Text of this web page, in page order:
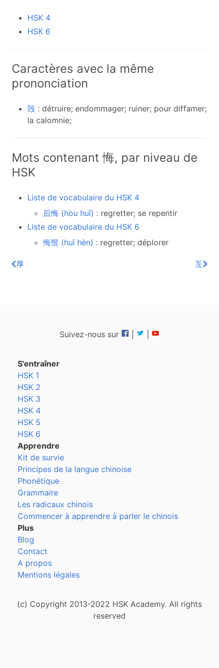
HSK 4
HSK 6
Caractères avec la même
prononciation
毁 : détruire; endommager; ruiner; pour diffamer;
la calomnie;
Mots contenant 悔, par niveau de
HSK
Liste de vocabulaire du HSK 4
后悔 (hòu huǐ) : regretter; se repentir
Liste de vocabulaire du HSK 6
悔恨 (huǐ hèn) : regretter; déplorer
厚 互
Suivez-nous sur
S'entraîner
HSK 1
HSK 2
HSK 3
HSK 4
HSK 5
HSK 6
Apprendre
Kit de survie
Principes de la langue chinoise
Phonétique
Grammaire
Les radicaux chinois
Commencer à apprendre à parler le chinois
Plus
Blog
Contact
A propos
Mentions légales
(c) Copyright 2013-2022 HSK Academy. All rights
reserved